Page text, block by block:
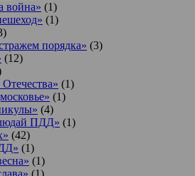
война» (1)
(1)
порядка» (3)
(12)
(1)
(1)
(4)
ПДД» (1)
(42)
(1)
(1)
(1)